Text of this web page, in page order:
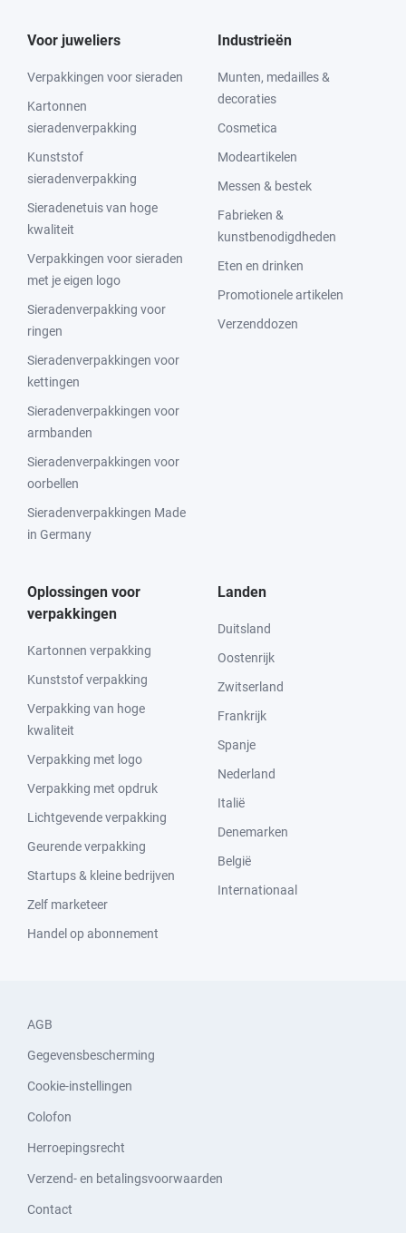
Voor juweliers
Verpakkingen voor sieraden
Kartonnen
sieradenverpakking
Kunststof
sieradenverpakking
Sieradenetuis van hoge
kwaliteit
Verpakkingen voor sieraden
met je eigen logo
Sieradenverpakking voor
ringen
Sieradenverpakkingen voor
kettingen
Sieradenverpakkingen voor
armbanden
Sieradenverpakkingen voor
oorbellen
Sieradenverpakkingen Made
in Germany
Industrieën
Munten, medailles &
decoraties
Cosmetica
Modeartikelen
Messen & bestek
Fabrieken &
kunstbenodigdheden
Eten en drinken
Promotionele artikelen
Verzenddozen
Oplossingen voor
verpakkingen
Kartonnen verpakking
Kunststof verpakking
Verpakking van hoge
kwaliteit
Verpakking met logo
Verpakking met opdruk
Lichtgevende verpakking
Geurende verpakking
Startups & kleine bedrijven
Zelf marketeer
Handel op abonnement
Landen
Duitsland
Oostenrijk
Zwitserland
Frankrijk
Spanje
Nederland
Italië
Denemarken
België
Internationaal
AGB
Gegevensbescherming
Cookie-instellingen
Colofon
Herroepingsrecht
Verzend- en betalingsvoorwaarden
Contact